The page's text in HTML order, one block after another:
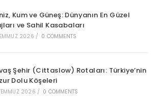
Kum ve Güneş: Dünyanın En Güzel
ve Sahil Kasabaları
2026 / 0 COMMENTS
Şehir (Cittaslow) Rotaları: Türkiye’nin
Dolu Köşeleri
2026 / 0 COMMENTS